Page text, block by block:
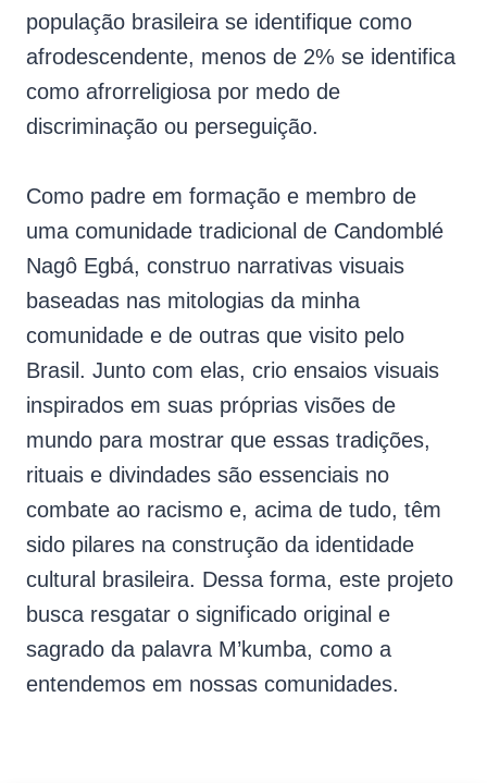
população brasileira se identifique como
afrodescendente, menos de 2% se identifica
como afrorreligiosa por medo de
discriminação ou perseguição.
Como padre em formação e membro de
uma comunidade tradicional de Candomblé
Nagô Egbá, construo narrativas visuais
baseadas nas mitologias da minha
comunidade e de outras que visito pelo
Brasil. Junto com elas, crio ensaios visuais
inspirados em suas próprias visões de
mundo para mostrar que essas tradições,
rituais e divindades são essenciais no
combate ao racismo e, acima de tudo, têm
sido pilares na construção da identidade
cultural brasileira. Dessa forma, este projeto
busca resgatar o significado original e
sagrado da palavra M’kumba, como a
entendemos em nossas comunidades.